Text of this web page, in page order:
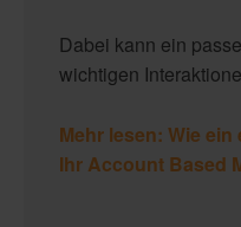
Dabei kann ein
wichtigen
Mehr lesen: Wie
Ihr Account Based